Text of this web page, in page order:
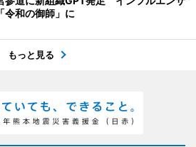
令和の御師」に
もっと見る